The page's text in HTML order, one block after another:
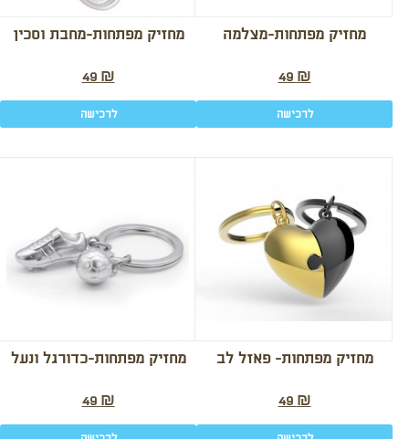
מחזיק מפתחות-מחבת וסכין
49 ₪
לרכישה
מחזיק מפתחות-מצלמה
49 ₪
לרכישה
מחזיק מפתחות-כדורגל ונעל
49 ₪
מחזיק מפתחות- פאזל לב
49 ₪